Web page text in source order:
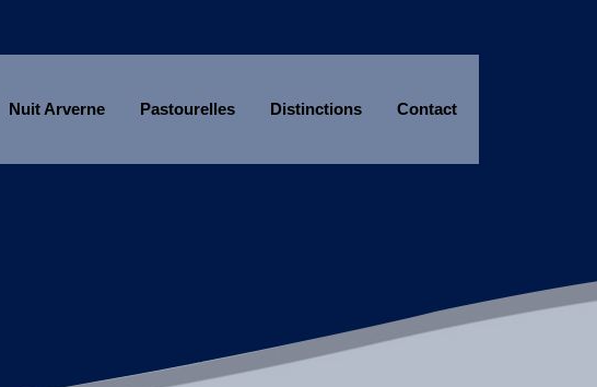
Nuit Arverne Pastourelles Distinctions Contact